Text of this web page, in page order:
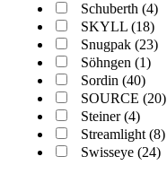
Schuberth (4)
SKYLL (18)
Snugpak (23)
Söhngen (1)
Sordin (40)
SOURCE (20)
Steiner (4)
Streamlight (8)
Swisseye (24)